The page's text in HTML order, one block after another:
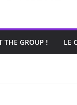
THE GROUP ! LE